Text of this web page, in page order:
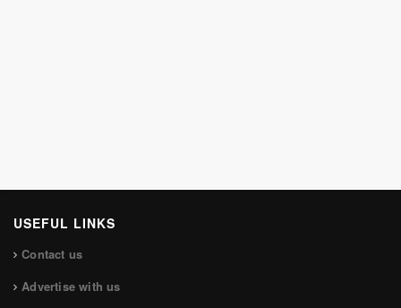
USEFUL LINKS
Contact us
Advertise with us